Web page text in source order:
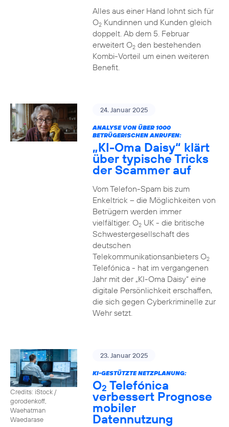
Alles aus einer Hand lohnt sich für
O2Kundinnen und Kunden gleich
doppelt. Ab dem 5. Februar
erweitert O2den bestehenden
Kombi-Vorteil um einen weiteren
Benefit.
24. Januar 2025
ANALYSE VON ÜBER 1000
BETRÜGERISCHEN ANRUFEN:
„KI-Oma Daisy“ klärt
über typische Tricks
der Scammer auf
Vom Telefon-Spam bis zum
Enkeltrick – die Möglichkeiten von
Betrügern werden immer
vielfältiger. O2UK - die britische
Schwestergesellschaft des
deutschen
Telekommunikationsanbieters O2
Telefónica - hat im vergangenen
Jahr mit der „KI-Oma Daisy“ eine
digitale Persönlichkeit erschaffen,
die sich gegen Cyberkriminelle zur
Wehr setzt.
Credits: iStock /
gorodenkoff,
Waehatman
Waedarase
23. Januar 2025
KI-GESTÜTZTE NETZPLANUNG:
O2 Telefónica
verbessert Prognose
mobiler
Datennutzung